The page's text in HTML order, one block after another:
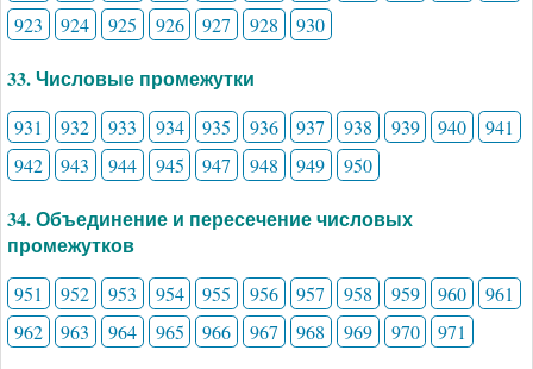
923
924 925 926 927 928 930
33. Числовые промежутки
931 932 933 934 935 936 937 938 939 940
941
942
943 944 945 947 948 949 950
34. Объединение и пересечение числовых
промежутков
951 952 953 954 955 956 957 958 959 960
961
962
963 964 965 966 967 968 969 970 971